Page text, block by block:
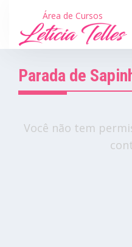
Área de Cursos
Parada de
Você não tem